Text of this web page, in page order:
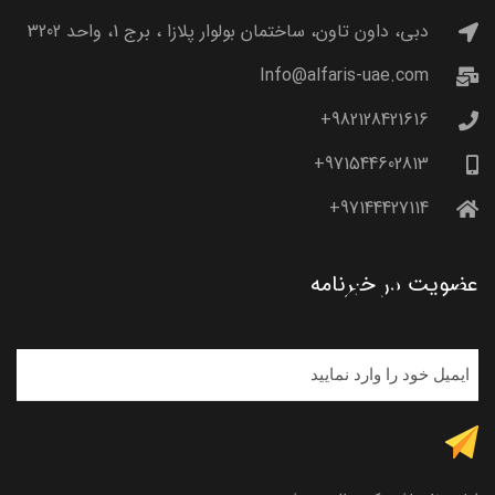
دبی، داون تاون، ساختمان بولوار پلازا ، برج 1، واحد 3202
Info@alfaris-uae.com
982128421616+
971544602813+
97144427114+
عضویت در خبرنامه
خبرنامه